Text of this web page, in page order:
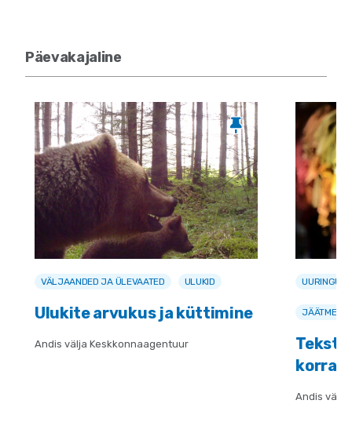
Päevakajaline
VÄLJAANDED JA ÜLEVAATED ULUKID
Ulukite arvukus ja küttimine
Andis välja Keskkonnaagentuur
UURINGUD
JÄÄTMED
Andis välja